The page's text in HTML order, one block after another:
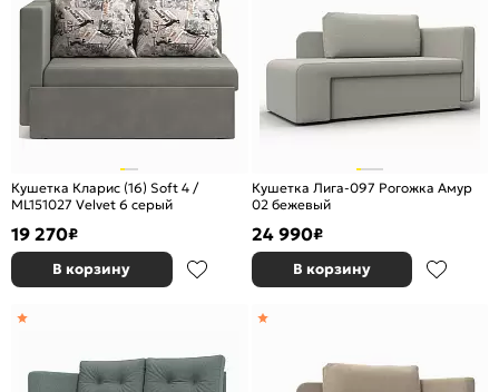
Кушетка Кларис (16) Soft 4 /
ML151027 Velvet 6 серый
19 270₽
В корзину
Кушетка Лига-097 Рогожка Амур
02 бежевый
24 990₽
В корзину